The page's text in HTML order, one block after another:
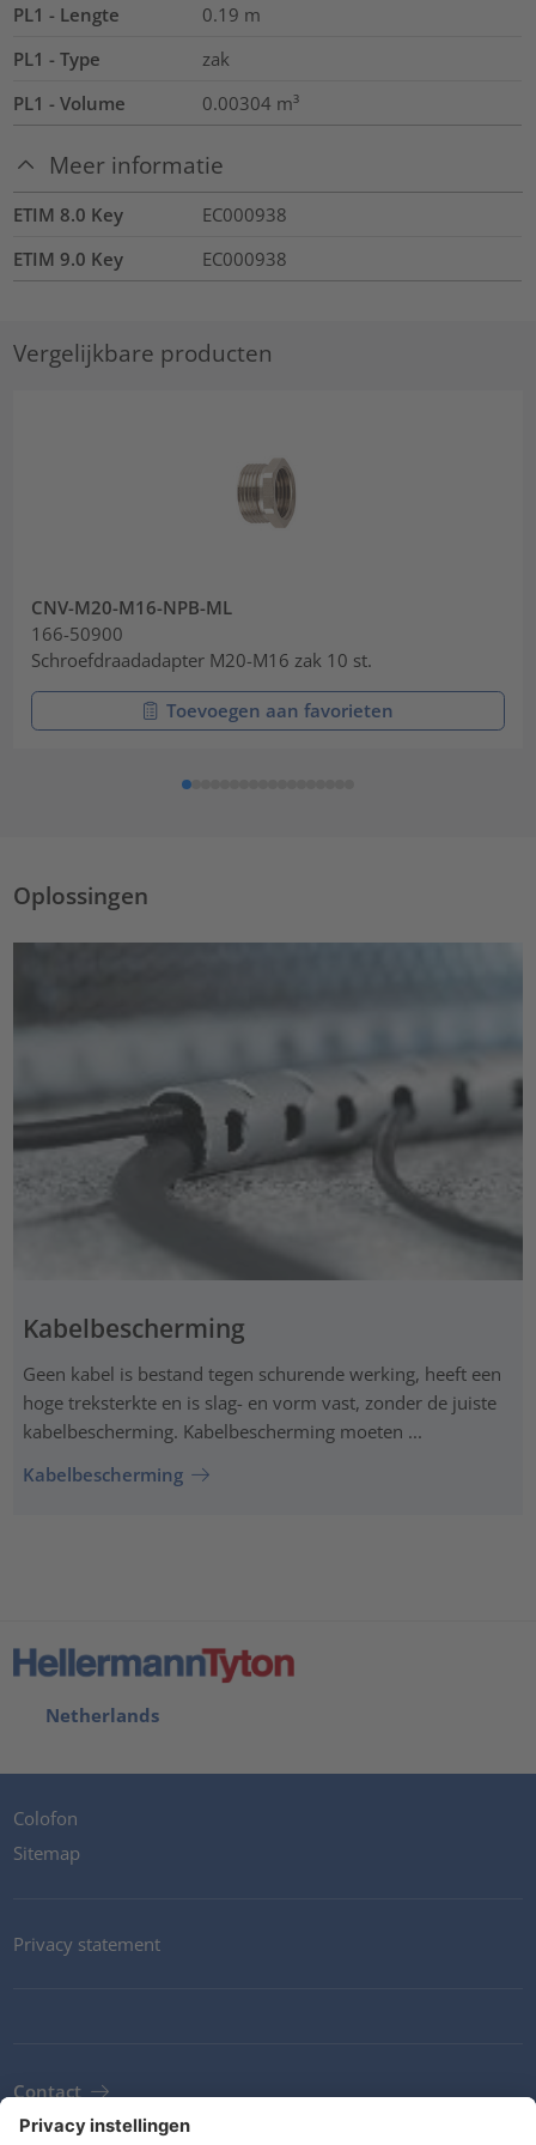
PL1 - Lengte
0.19 m
PL1 - Type
zak
PL1 - Volume
0.00304 m³
Meer informatie
ETIM 8.0 Key
EC000938
ETIM 9.0 Key
EC000938
Vergelijkbare producten
CNV-M20-M16-NPB-ML
166-50900
Schroefdraadadapter M20-M16 zak 10 st.
Toevoegen aan favorieten
Oplossingen
Kabelbescherming
Geen kabel is bestand tegen schurende werking, heeft een
hoge treksterkte en is slag- en vorm vast, zonder de juiste
kabelbescherming. Kabelbescherming moeten ...
Kabelbescherming
Netherlands
Colofon
Sitemap
Privacy statement
Contact
Newsletter